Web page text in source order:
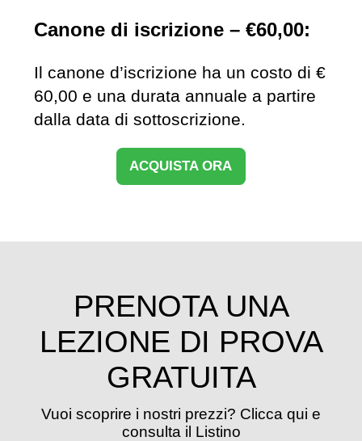
Canone di iscrizione – €60,00:
Il canone d’iscrizione ha un costo di €
60,00 e una durata annuale a partire
dalla data di sottoscrizione.
ACQUISTA ORA
PRENOTA UNA
LEZIONE DI PROVA
GRATUITA
Vuoi scoprire i nostri prezzi? Clicca qui e
consulta il Listino